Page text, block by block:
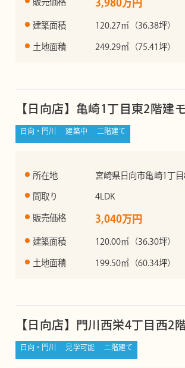
3,980万円
建築面積 120.27㎡（36.38坪）
土地面積 249.29㎡（75.41坪）
【日向店】亀崎1丁目東2階建
日向・門川 建築中 二階建て
所在地 宮崎県日向市亀崎1丁
間取り 4LDK
販売価格 3,040万円
建築面積 120.00㎡（36.30坪）
土地面積 199.50㎡（60.34坪）
【日向店】門川西栄4丁目西2
日向・門川 見学可能 二階建て